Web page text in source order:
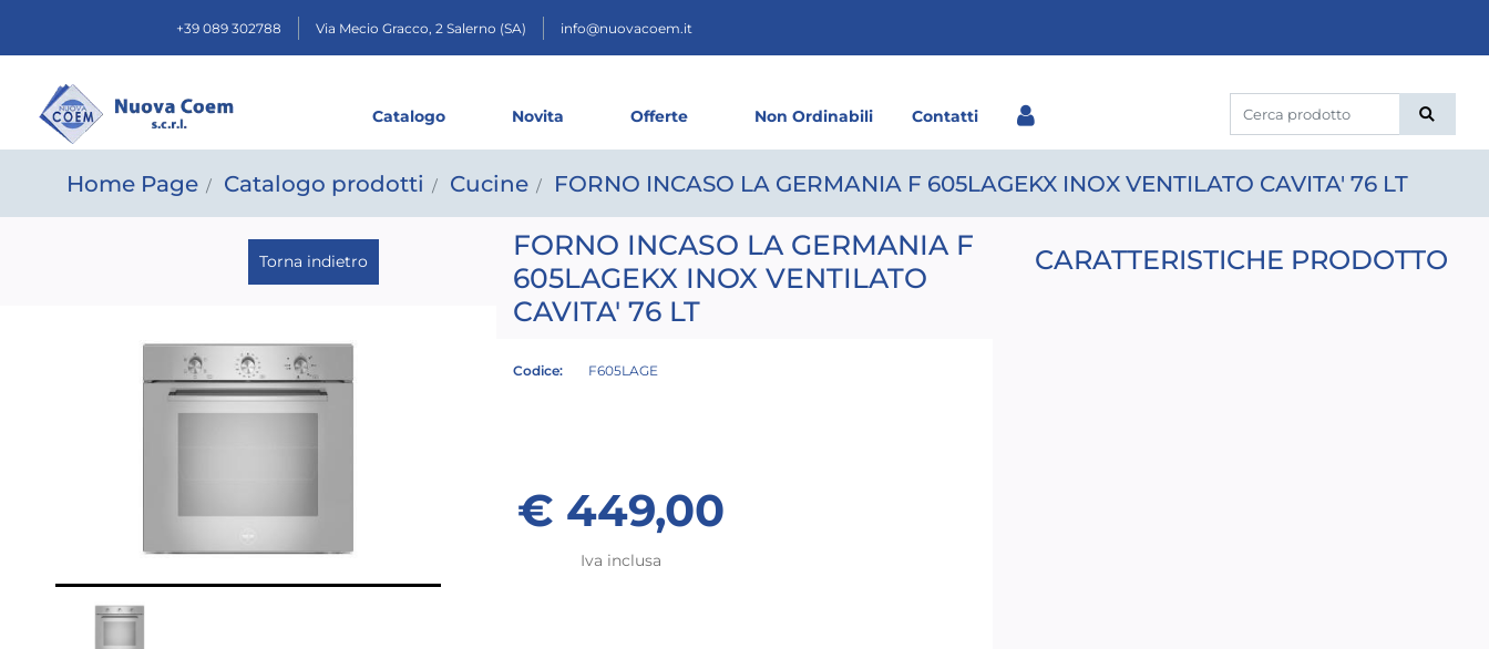
+39 089 302788 Via Mecio Gracco, 2 Salerno (SA) info@nuovacoem.it
Catalogo Novita Offerte Non Ordinabili Contatti
Home Page Catalogo prodotti Cucine FORNO INCASO LA GERMANIA F 605LAGEKX INOX VENTILATO CAVITA' 76 LT
Torna indietro
FORNO INCASO LA GERMANIA F
605LAGEKX INOX VENTILATO
CAVITA' 76 LT
Codice: F605LAGE
€ 449,00
Iva inclusa
CARATTERISTICHE PRODOTTO